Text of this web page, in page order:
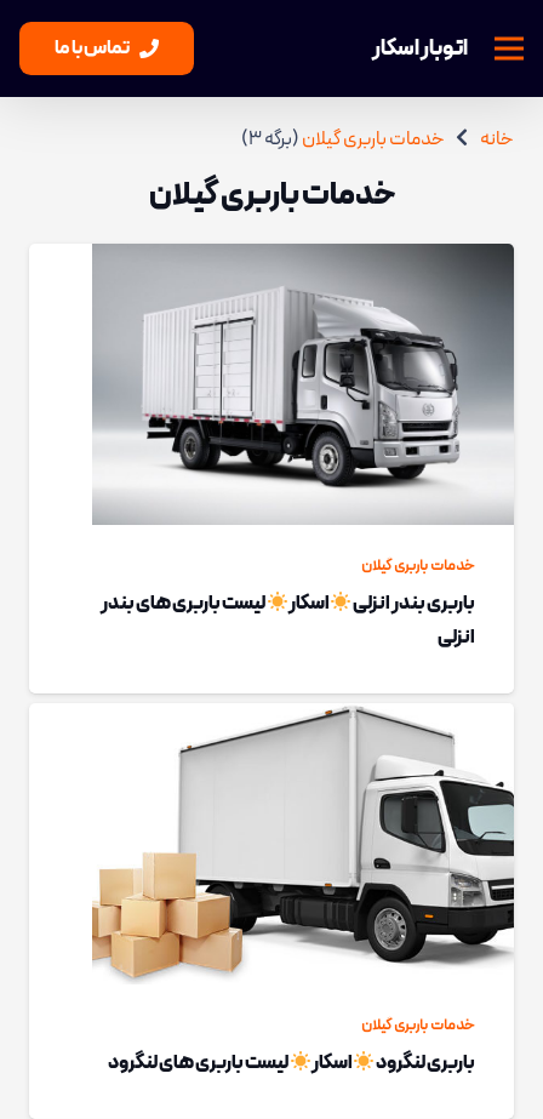
اتوبار اسکار تماس با ما
خانه خدمات باربری گیلان(برگه 3)
خدمات باربری گیلان
خدمات باربری گیلان
باربری بندر انزلی اسکار
لیست باربری های بندر
انزلی
خدمات باربری گیلان
باربری لنگرود اسکار لیست باربری های لنگرود